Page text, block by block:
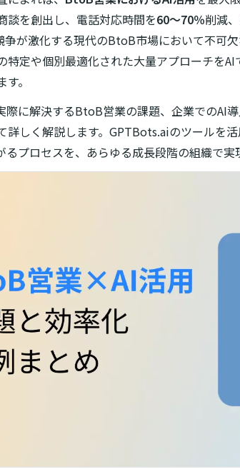
談を創出し、電話対応時間を60～70％削減
争が激化する現代のBtoB市場において不可
特定や個別最適化された大量アプローチを
。
際に解決するBtoB営業の課題、企業でのAI
詳しく解説します。GPTBots.aiのツールを
るプロセスを、あらゆる成長段階の組織で実